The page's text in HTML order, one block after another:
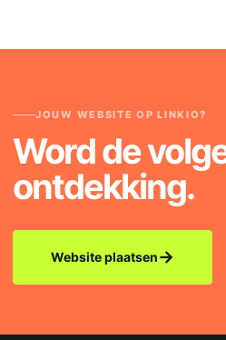
JOUW WEBSITE OP LINKIO?
Word de
ontdekking.
Website plaatsen→